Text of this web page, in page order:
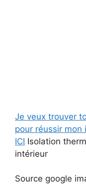
Je veux trouver
pour réussir mon
ICI Isolation
intérieur
Source google